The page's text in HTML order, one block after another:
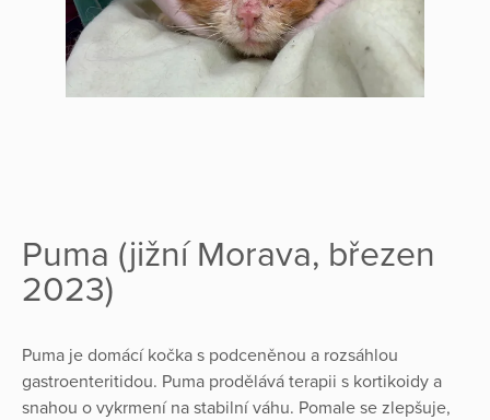
Puma (jižní Morava, březen
2023)
Puma je domácí kočka s podceněnou a rozsáhlou
gastroenteritidou. Puma prodělává terapii s kortikoidy a
snahou o vykrmení na stabilní váhu. Pomale se zlepšuje,